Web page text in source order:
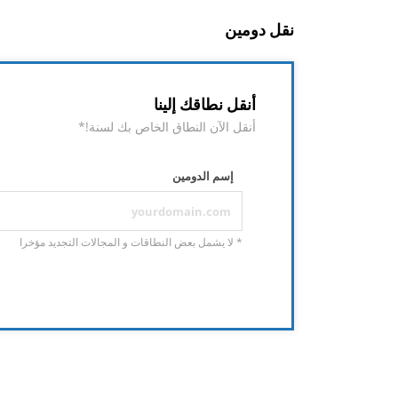
نقل دومين
أنقل نطاقك إلينا
أنقل الآن النطاق الخاص بك لسنة!*
إسم الدومين
* لا يشمل بعض النطاقات و المجالات التجديد مؤخرا